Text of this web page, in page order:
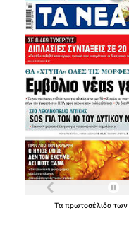
Τα πρωτοσέλιδα των